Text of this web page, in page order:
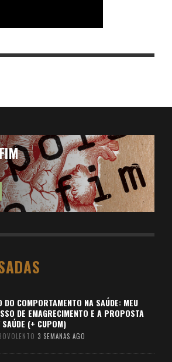
DO COMPORTAMENTO NA SAÚDE: MEU
DE EMAGRECIMENTO E A PROPOSTA
SAÚDE (+ CUPOM)
3 SEMANAS AGO